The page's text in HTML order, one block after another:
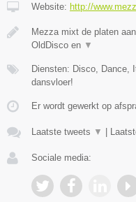
Website: http://
Mezza mixt de platen
OldDisco en ▼
Diensten: Disco, Dance,
dansvloer!
Er wordt gewerkt op
Laatste tweets ▼ |
Sociale media: